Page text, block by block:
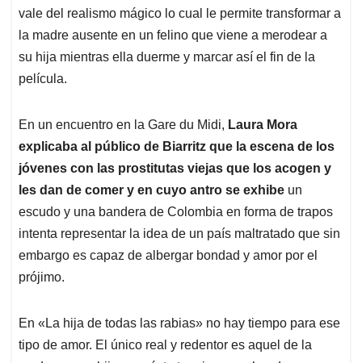
vale del realismo mágico lo cual le permite transformar a
la madre ausente en un felino que viene a merodear a
su hija mientras ella duerme y marcar así el fin de la
película.
En un encuentro en la Gare du Midi, Laura Mora
explicaba al público de Biarritz que la escena de los
jóvenes con las prostitutas viejas que los acogen y
les dan de comer y en cuyo antro se exhibe un
escudo y una bandera de Colombia en forma de trapos
intenta representar la idea de un país maltratado que sin
embargo es capaz de albergar bondad y amor por el
prójimo.
En «La hija de todas las rabias» no hay tiempo para ese
tipo de amor. El único real y redentor es aquel de la